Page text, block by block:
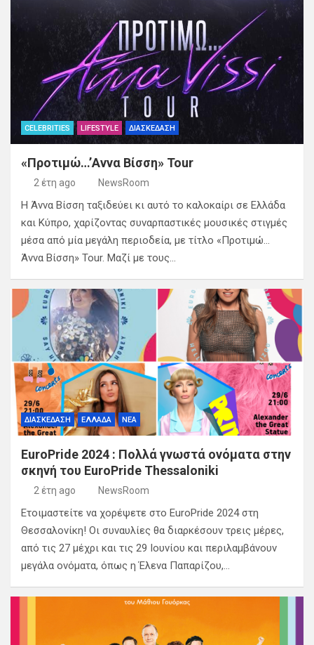
CELEBRITIES LIFESTYLE ΔΙΑΣΚΕΔΑΣΗ
«Προτιμώ…’Αννα Βίσση» Tour
2 έτη ago NewsRoom
Η Άννα Βίσση ταξιδεύει κι αυτό το καλοκαίρι σε Ελλάδα
και Κύπρο, χαρίζοντας συναρπαστικές μουσικές στιγμές
μέσα από μία μεγάλη περιοδεία, με τίτλο «Προτιμώ…
Άννα Βίσση» Tour. Μαζί με τους…
ΔΙΑΣΚΕΔΑΣΗ ΕΛΛΑΔΑ ΝΕΑ
ΕuroPride 2024 : Πολλά γνωστά ονόματα στην
σκηνή του ΕuroPride Thessaloniki
2 έτη ago NewsRoom
Ετοιμαστείτε να χορέψετε στο EuroPride 2024 στη
Θεσσαλονίκη! Οι συναυλίες θα διαρκέσουν τρεις μέρες,
από τις 27 μέχρι και τις 29 Ιουνίου και περιλαμβάνουν
μεγάλα ονόματα, όπως η Έλενα Παπαρίζου,…